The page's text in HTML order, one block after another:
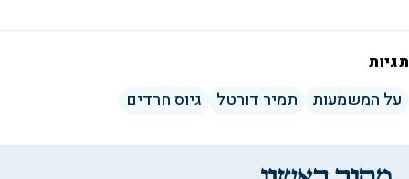
תגיות
על המשמעות תמיר דורטל גיוס חרדים